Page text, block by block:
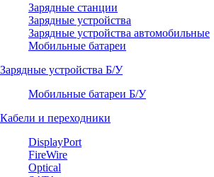
Зарядные станции
Зарядные устройства
Зарядные устройства автомобильные
Мобильные батареи
Зарядные устройства Б/У
Мобильные батареи Б/У
Кабели и переходники
DisplayPort
FireWire
Optical